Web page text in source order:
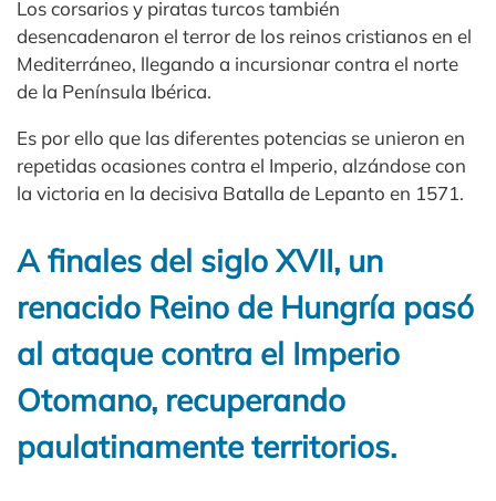
Los corsarios y piratas turcos también
desencadenaron el terror de los reinos cristianos en el
Mediterráneo, llegando a incursionar contra el norte
de la Península Ibérica.
Es por ello que las diferentes potencias se unieron en
repetidas ocasiones contra el Imperio, alzándose con
la victoria en la decisiva Batalla de Lepanto en 1571.
A finales del siglo XVII, un
renacido Reino de Hungría pasó
al ataque contra el Imperio
Otomano, recuperando
paulatinamente territorios.